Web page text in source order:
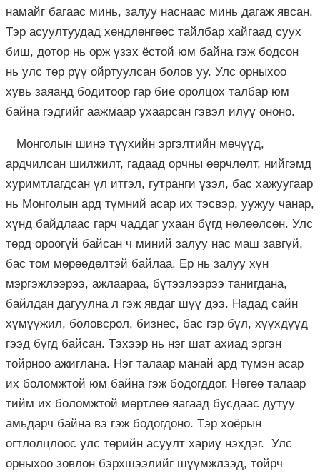
намайг багаас минь, залуу наснаас минь дагаж явсан.
Тэр асуултуудад хөндлөнгөөс тайлбар хайгаад суух
биш, дотор нь орж үзэх ёстой юм байна гэж бодсон
нь улс төр рүү ойртуулсан болов уу. Улс орныхоо
хувь заяанд бодитоор гар бие оролцох талбар юм
байна гэдгийг аажмаар ухаарсан гэвэл илүү ононо.
Монголын шинэ түүхийн эргэлтийн мөчүүд,
ардчилсан шилжилт, гадаад орчны өөрчлөлт, нийгэмд
хуримтлагдсан үл итгэл, гутранги үзэл, бас хажуугаар
нь Монголын ард түмний асар их тэсвэр, уужуу чанар,
хүнд байдлаас гарч чаддаг ухаан бүгд нөлөөлсөн. Улс
төрд ороогүй байсан ч миний залуу нас маш завгүй,
бас том мөрөөдөлтэй байлаа. Ер нь залуу хүн
мэргэжлээрээ, ажлаараа, бүтээлээрээ танигдана,
байлдан дагуулна л гэж явдаг шүү дээ. Надад сайн
хүмүүжил, боловсрол, бизнес, бас гэр бүл, хүүхдүүд
гээд бүгд байсан. Тэхээр нь нэг шат ахиад эргэн
тойрноо ажиглана. Нэг талаар манай ард түмэн асар
их боломжтой юм байна гэж бодогддог. Нөгөө талаар
тийм их боломжтой мөртлөө яагаад бусдаас дутуу
амьдарч байна вэ гэж бодогдоно. Тэр хоёрын
огтлолцлоос улс төрийн асуулт хариу нэхдэг. Улс
орныхоо зовлон бэрхшээлийг шүүмжлээд, тойрч